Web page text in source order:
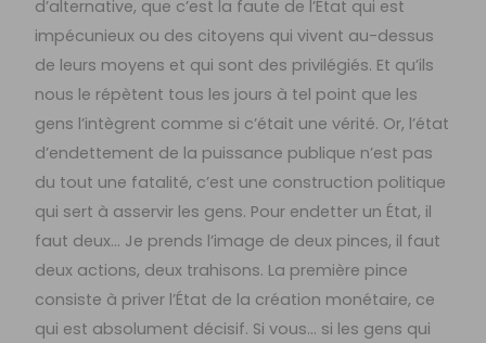
d’alternative, que c’est la faute de l’État qui est
impécunieux ou des citoyens qui vivent au-dessus
de leurs moyens et qui sont des privilégiés. Et qu’ils
nous le répètent tous les jours à tel point que les
gens l’intègrent comme si c’était une vérité. Or, l’état
d’endettement de la puissance publique n’est pas
du tout une fatalité, c’est une construction politique
qui sert à asservir les gens. Pour endetter un État, il
faut deux… Je prends l’image de deux pinces, il faut
deux actions, deux trahisons. La première pince
consiste à priver l’État de la création monétaire, ce
qui est absolument décisif. Si vous… si les gens qui